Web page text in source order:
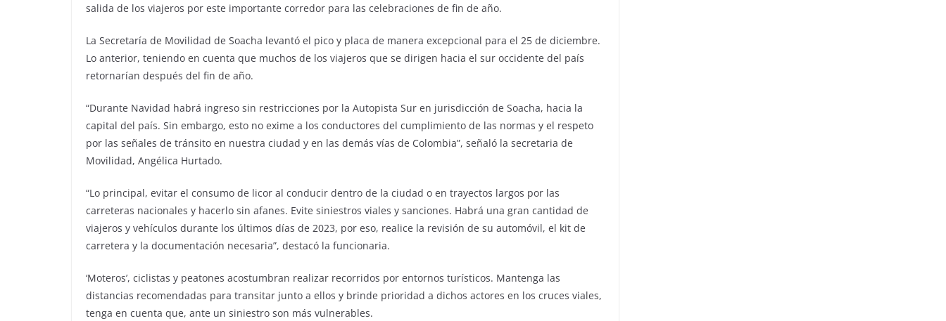
salida de los viajeros por este importante corredor para las celebraciones de fin de año.
La Secretaría de Movilidad de Soacha levantó el pico y placa de manera excepcional para el 25 de diciembre.
Lo anterior, teniendo en cuenta que muchos de los viajeros que se dirigen hacia el sur occidente del país
retornarían después del fin de año.
“Durante Navidad habrá ingreso sin restricciones por la Autopista Sur en jurisdicción de Soacha, hacia la
capital del país. Sin embargo, esto no exime a los conductores del cumplimiento de las normas y el respeto
por las señales de tránsito en nuestra ciudad y en las demás vías de Colombia”, señaló la secretaria de
Movilidad, Angélica Hurtado.
“Lo principal, evitar el consumo de licor al conducir dentro de la ciudad o en trayectos largos por las
carreteras nacionales y hacerlo sin afanes. Evite siniestros viales y sanciones. Habrá una gran cantidad de
viajeros y vehículos durante los últimos días de 2023, por eso, realice la revisión de su automóvil, el kit de
carretera y la documentación necesaria”, destacó la funcionaria.
‘Moteros’, ciclistas y peatones acostumbran realizar recorridos por entornos turísticos. Mantenga las
distancias recomendadas para transitar junto a ellos y brinde prioridad a dichos actores en los cruces viales,
tenga en cuenta que, ante un siniestro son más vulnerables.